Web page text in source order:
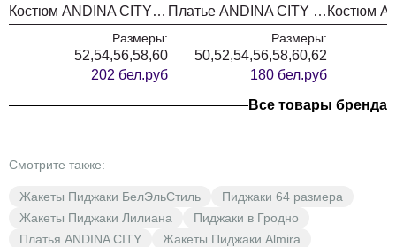
Костюм ANDINA CITY 9096-26 молочный шоколад
Размеры:
52,54,56,58,60
202 бел.руб
Платье ANDINA CITY 8041-26 белый в горох
Размеры:
50,52,54,56,58,60,62
180 бел.руб
Все товары бренда
Смотрите также:
Жакеты Пиджаки БелЭльСтиль
Пиджаки 64 размера
Жакеты Пиджаки Лилиана
Пиджаки в Гродно
Платья ANDINA CITY
Жакеты Пиджаки Almira